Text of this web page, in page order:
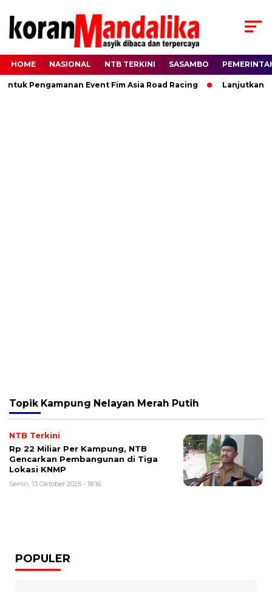
HOME NASIONAL NTB TERKINI SASAMBO
Pengamanan Event Fim Asia Road Racing Lanjutkan
Topik Kampung Nelayan Merah Putih
NTB Terkini
Rp 22 Miliar Per Kampung, NTB
Gencarkan Pembangunan di Tiga
Lokasi KNMP
Senin, 13 Oktober 2025 - 18:16
POPULER